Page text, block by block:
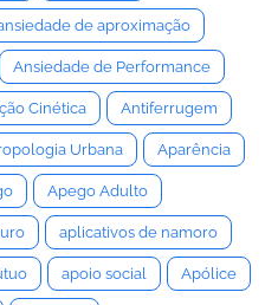
de aproximação
Ansiedade de Performance
Cinética Antiferrugem
Urbana Aparência
Apego Adulto
aplicativos de namoro
apoio social Apólice